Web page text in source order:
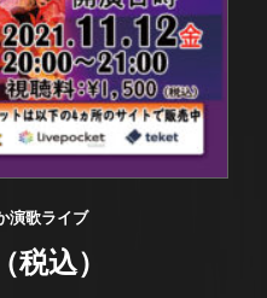
演歌ライブ
（税込）